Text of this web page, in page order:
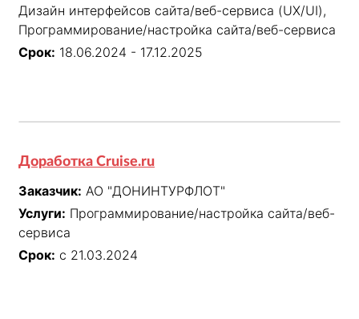
Дизайн интерфейсов сайта/веб-сервиса (UX/UI),
Программирование/настройка сайта/веб-сервиса
Срок: 18.06.2024 - 17.12.2025
Доработка Cruise.ru
Заказчик: АО "ДОНИНТУРФЛОТ"
Услуги: Программирование/настройка сайта/веб-
сервиса
Срок: с 21.03.2024